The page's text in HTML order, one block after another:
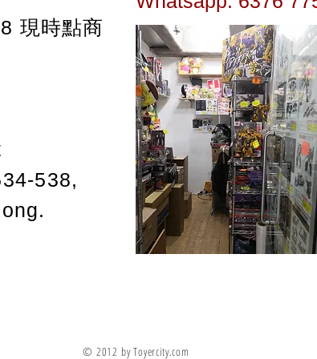
現時點商
538,
© 2012 by Toyercity.com